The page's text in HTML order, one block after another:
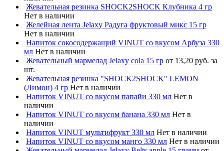
Жевательная резинка SHOCK2SHOCK Клубника 4 гр
Нет в наличии
Желейная лента Jelaxy Радуга фруктовый микс 15 гр
Нет в наличии
Напиток сокосодержащий VINUT со вкусом Арбуза 330
мл Нет в наличии
Жевательный мармелад Jelaxy cola 15 гр от 13,20 руб. за
шт.
Жевательная резинка "SHOCK2SHOCK" LEMON
(Лимон) 4 гр Нет в наличии
Напиток VINUT со вкусом папайи 330 мл Нет в
наличии
Напиток VINUT со вкусом банана 330 мл Нет в
наличии
Напиток VINUT мультифрукт 330 мл Нет в наличии
Напиток VINUT со вкусом манго 330 мл Нет в наличии